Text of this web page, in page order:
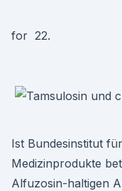
for 22.
Ist Bundesinstitut
Medizinprodukte
Alfuzosin-haltigen